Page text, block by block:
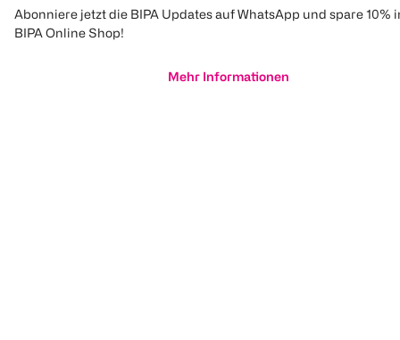
Abonniere jetzt die BIPA Updates auf WhatsApp und spare 10%
BIPA Online Shop!
Mehr Informationen